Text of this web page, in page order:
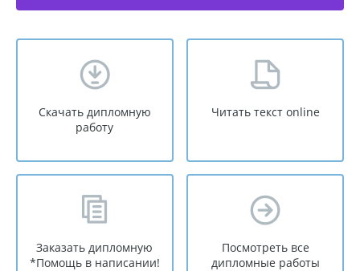
Скачать дипломную
работу
Читать текст online
Заказать дипломную
*Помощь в написании!
Посмотреть все
дипломные работы